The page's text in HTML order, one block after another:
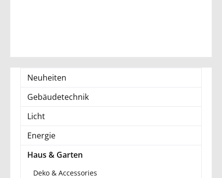
Neuheiten
Gebäudetechnik
Licht
Energie
Haus & Garten
Deko & Accessories